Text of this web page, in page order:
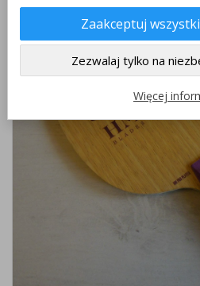
Zaakceptuj
Zezwalaj tylko na
Więcej